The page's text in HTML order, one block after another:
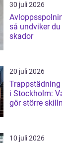
30 juli 2026
så undviker
skador
20 juli 2026
i Stockholm:
gör större
10 juli 2026